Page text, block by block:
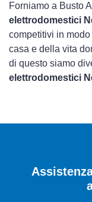
Forniamo a Busto
elettrodomestici
competitivi in
casa e della vita
di questo siamo
elettrodomestici